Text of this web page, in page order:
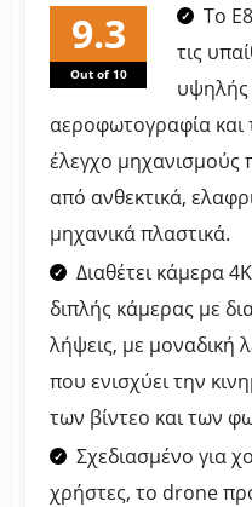
φακό ευρείας
Out of 10
Το
τις
υψηλής
αεροφωτογραφία και
έλεγχο μηχανισμούς
από ανθεκτικά,
μηχανικά πλαστικά.
Διαθέτει κάμερα
διπλής κάμερας με
λήψεις, με μοναδική
που ενισχύει την
των βίντεο και των
Σχεδιασμένο για
χρήστες, το drone